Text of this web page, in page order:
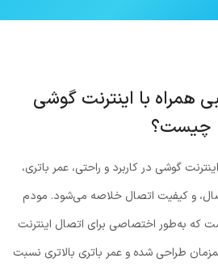
همراه با اینترنت گوشی
چیست؟
گوشی در کاربرد و راحتی، عمر باتری،
و کیفیت اتصال خلاصه می‌شود. مودم
که به‌طور اختصاصی برای اتصال اینترنت
طراحی شده و عمر باتری بالاتری نسبت